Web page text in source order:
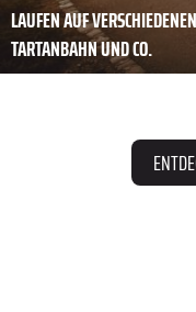
LAUFEN AUF
TARTANBAHN UND CO.